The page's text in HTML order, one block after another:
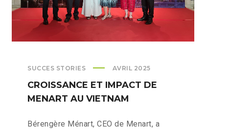
SUCCES STORIES AVRIL 2025
CROISSANCE ET IMPACT DE
MENART AU VIETNAM
Bérengère Ménart, CEO de Menart, a